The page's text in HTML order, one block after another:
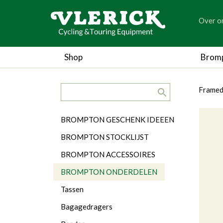
Over
Shop
Categorieën
BROMPTON GESCHENK IDEEEN
BROMPTON STOCKLIJST
BROMPTON ACCESSOIRES
BROMPTON ONDERDELEN
Tassen
Bagagedragers